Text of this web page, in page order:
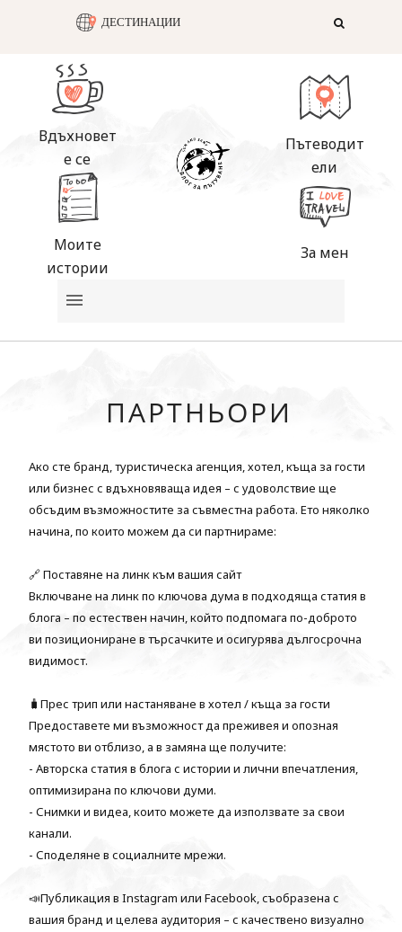
ДЕСТИНАЦИИ
Вдъхновет
е се
Моите
истории
Пътеводит
ели
За мен
ПАРТНЬОРИ
Ако сте бранд, туристическа агенция, хотел, къща за гости
или бизнес с вдъхновяваща идея – с удоволствие ще
обсъдим възможностите за съвместна работа. Ето няколко
начина, по които можем да си партнираме:
🔗 Поставяне на линк към вашия сайт
Включване на линк по ключова дума в подходяща статия в
блога – по естествен начин, който подпомага по-доброто
ви позициониране в търсачките и осигурява дългосрочна
видимост.
🧳Прес трип или настаняване в хотел / къща за гости
Предоставете ми възможност да преживея и опозная
мястото ви отблизо, а в замяна ще получите:
- Авторска статия в блога с истории и лични впечатления,
оптимизирана по ключови думи.
- Снимки и видеа, които можете да използвате за свои
канали.
- Споделяне в социалните мрежи.
📣Публикация в Instagram или Facebook, съобразена с
вашия бранд и целева аудитория – с качествено визуално